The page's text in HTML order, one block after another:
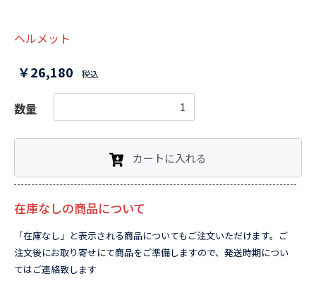
ヘルメット
￥26,180 税込
数量
カートに入れる
在庫なしの商品について
「在庫なし」と表示される商品についてもご注文いただけます。ご
注文後にお取り寄せにて商品をご準備しますので、発送時期につい
てはご連絡致します